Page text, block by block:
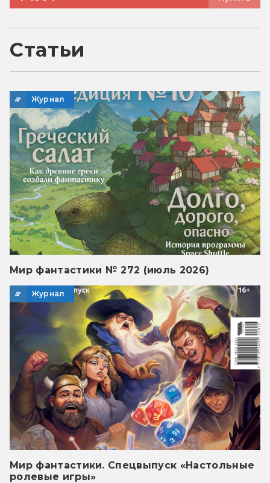
Статьи
Журнал
Мир фантастики № 272 (июль 2026)
Журнал
Мир фантастики. Спецвыпуск «Настольные
ролевые игры»